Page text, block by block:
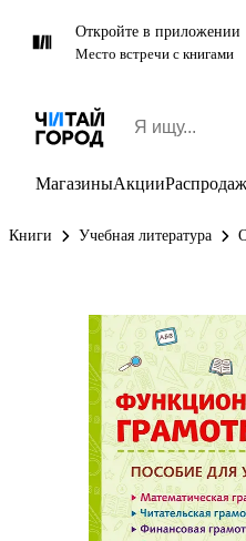
Откройте в приложении
Место встречи с книгами
МагазиныАкции
Книги Учебная литература